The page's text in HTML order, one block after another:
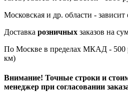
Московская и др. области -
Доставка розничных заказов на
По Москве в пределах МКАД -
км)
Внимание! Точные строки и
менеджер при согласовании